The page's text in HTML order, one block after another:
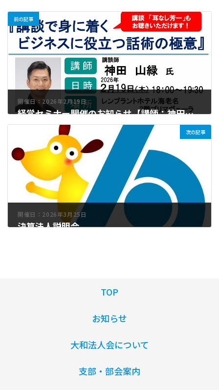
前の記事
開催日：2026年2月19日
経営セミナー開催のお知らせ【講師：神田山緑 氏】
2026年1月23日
次の記事
開催日：2026年3月25日
決算法人説明会
TOP
お知らせ
大和法人会について
支部・部会案内